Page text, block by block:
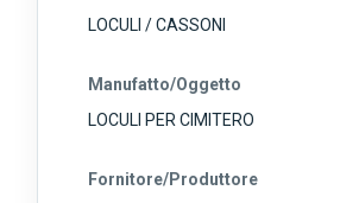
LOCULI / CASSONI
Manufatto/Oggetto
LOCULI PER CIMITERO
Fornitore/Produttore